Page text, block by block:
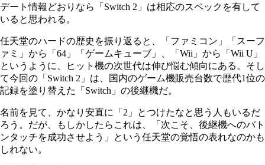
デート情報どおりなら「Switch 2」は相応のスペックを有して
いると思われる。
任天堂のハードの歴史を振り返ると、「ファミコン」「スーフ
ァミ」から「64」「ゲームキューブ」、「Wii」から「Wii U」
というように、ヒット機の次世代は伸び悩む傾向にある。そし
て今回の「Switch 2」は、国内のゲーム機販売台数で歴代1位の
記録を塗り替えた「Switch」の後継機だ。
名前を見て、かなり安直に「2」とつけたなと思う人もいるだ
ろう。だが、もしかしたらこれは、「次こそ、後継機へのバト
ンタッチを成功させよう」という任天堂の覚悟の表れなのかも
しれない。